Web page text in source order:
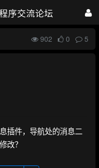
序交流论坛
902 0 5
插件，导航处的消息二
改？